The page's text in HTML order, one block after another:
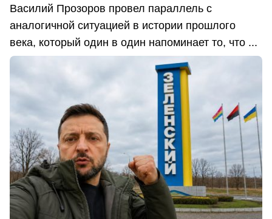
Василий Прозоров провел параллель с
аналогичной ситуацией в истории прошлого
века, который один в один напоминает то, что ...